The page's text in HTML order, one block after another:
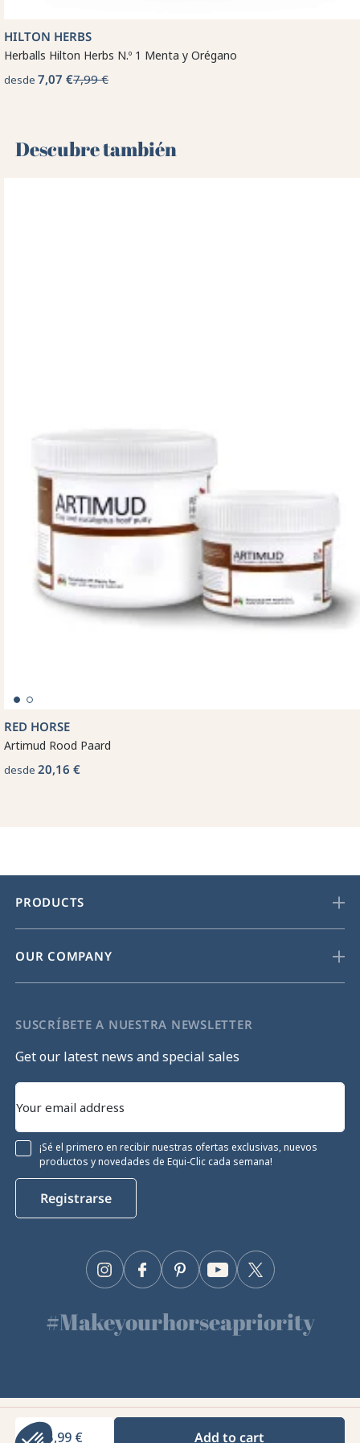
el botón «Configuración».
certificados por
5,99 € Add to cart
HILTON HERBS
Herballs Hilton Herbs N.º 1 Menta y Orégano
desde 7,07 €7,99 €
Descubre también 🌻
RED HORSE
Artimud Rood Paard
desde 20,16 €
PRODUCTS
OUR COMPANY
SUSCRÍBETE A NUESTRA NEWSLETTER
Get our latest news and special sales
¡Sé el primero en recibir nuestras ofertas exclusivas, nuevos
productos y novedades de Equi-Clic cada semana!
Registrarse
Facebook Twitter
YouTube
Pinterest
Instagram
#Makeyourhorseapriority
Equiclic © 2026